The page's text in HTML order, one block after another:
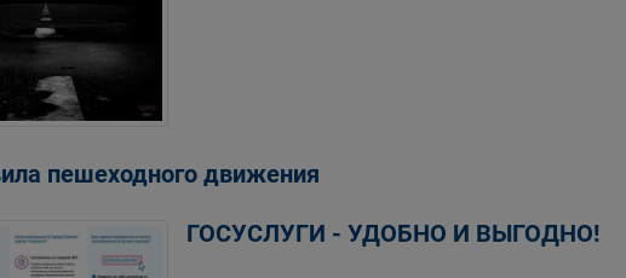
пешеходного движения
ГОСУСЛУГИ - УДОБНО И ВЫГОДНО!